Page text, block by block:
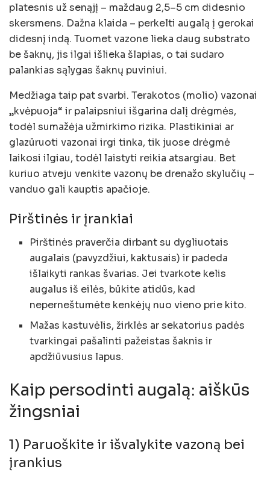
platesnis už senąjį – maždaug 2,5–5 cm didesnio
skersmens. Dažna klaida – perkelti augalą į gerokai
didesnį indą. Tuomet vazone lieka daug substrato
be šaknų, jis ilgai išlieka šlapias, o tai sudaro
palankias sąlygas šaknų puviniui.
Medžiaga taip pat svarbi. Terakotos (molio) vazonai
„kvėpuoja“ ir palaipsniui išgarina dalį drėgmės,
todėl sumažėja užmirkimo rizika. Plastikiniai ar
glazūruoti vazonai irgi tinka, tik juose drėgmė
laikosi ilgiau, todėl laistyti reikia atsargiau. Bet
kuriuo atveju venkite vazonų be drenažo skylučių –
vanduo gali kauptis apačioje.
Pirštinės ir įrankiai
Pirštinės praverčia dirbant su dygliuotais
augalais (pavyzdžiui, kaktusais) ir padeda
išlaikyti rankas švarias. Jei tvarkote kelis
augalus iš eilės, būkite atidūs, kad
neperneštumėte kenkėjų nuo vieno prie kito.
Mažas kastuvėlis, žirklės ar sekatorius padės
tvarkingai pašalinti pažeistas šaknis ir
apdžiūvusius lapus.
Kaip persodinti augalą: aiškūs
žingsniai
1) Paruoškite ir išvalykite vazoną bei
įrankius